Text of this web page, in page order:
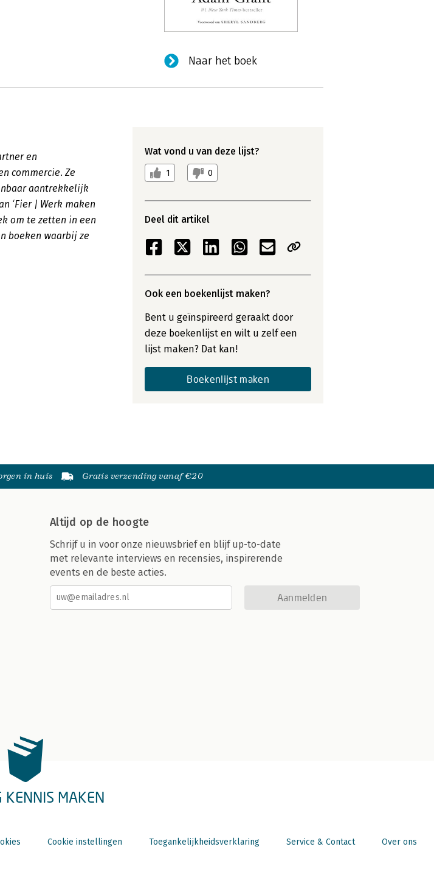
Naar het boek
en
commercie. Ze
aantrekkelijk
‘Fier | Werk maken
om te zetten in een
boeken waarbij ze
Wat vond u van deze lijst?
1 0
Deel dit artikel
Ook een boekenlijst maken?
Bent u geïnspireerd geraakt door
deze boekenlijst en wilt u zelf een
lijst maken? Dat kan!
Boekenlijst maken
in huis Gratis verzending vanaf €20
Altijd op de hoogte
Schrijf u in voor onze nieuwsbrief en blijf up-to-date
met relevante interviews en recensies, inspirerende
events en de beste acties.
Aanmelden
KENNIS MAKEN
Cookie instellingen Toegankelijkheidsverklaring Service & Contact Over ons